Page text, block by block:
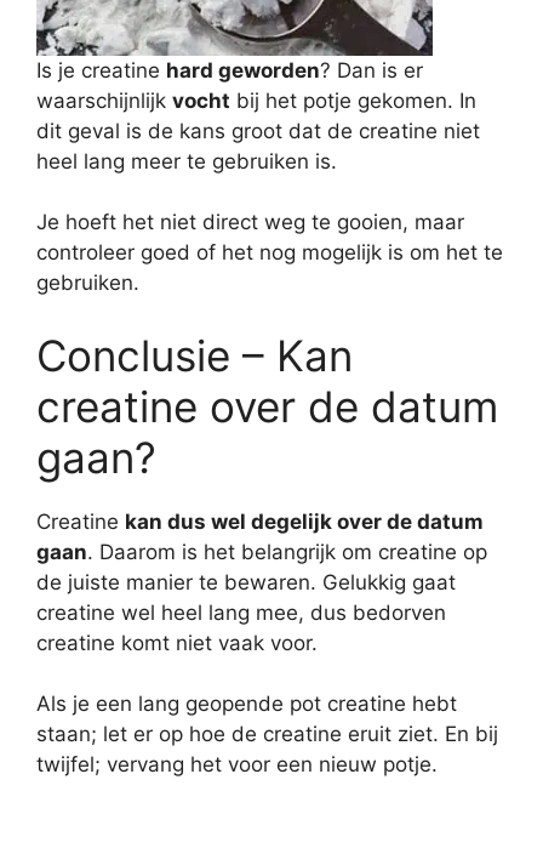
Is je creatine hard geworden? Dan is er
waarschijnlijk vocht bij het potje gekomen. In
dit geval is de kans groot dat de creatine niet
heel lang meer te gebruiken is.
Je hoeft het niet direct weg te gooien, maar
controleer goed of het nog mogelijk is om het te
gebruiken.
Conclusie – Kan
creatine over de datum
gaan?
Creatine kan dus wel degelijk over de datum
gaan. Daarom is het belangrijk om creatine op
de juiste manier te bewaren. Gelukkig gaat
creatine wel heel lang mee, dus bedorven
creatine komt niet vaak voor.
Als je een lang geopende pot creatine hebt
staan; let er op hoe de creatine eruit ziet. En bij
twijfel; vervang het voor een nieuw potje.